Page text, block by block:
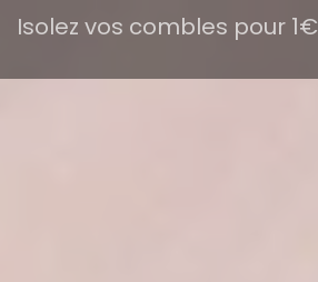
Isolez vos combles pour 1€